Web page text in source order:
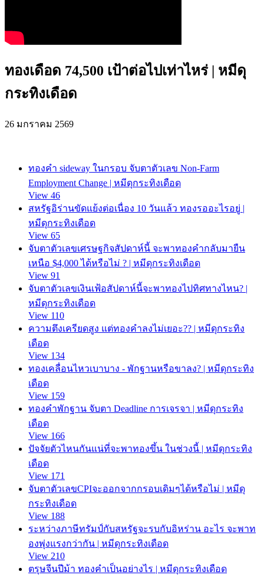
ทองเดือด 74,500 เป้าต่อไปเท่าไหร่ | หมีดุ
กระทิงเดือด
26 มกราคม 2569
ทองคำ sideway ในกรอบ จับตาตัวเลข Non-Farm
Employment Change | หมีดุกระทิงเดือด
View 46
สหรัฐอิร่านขัดแย้งต่อเนื่อง 10 วันแล้ว ทองรออะไรอยู่ |
หมีดุกระทิงเดือด
View 65
จับตาตัวเลขเศรษฐกิจสัปดาห์นี้ จะพาทองคำกลับมายืน
เหนือ $4,000 ได้หรือไม่ ? | หมีดุกระทิงเดือด
View 91
จับตาตัวเลขเงินเฟ้อสัปดาห์นี้จะพาทองไปทิศทางไหน? |
หมีดุกระทิงเดือด
View 110
ความตึงเครียดสูง แต่ทองคำลงไม่เยอะ?? | หมีดุกระทิง
เดือด
View 134
ทองเคลื่อนไหวเบาบาง - พักฐานหรือขาลง? | หมีดุกระทิง
เดือด
View 159
ทองคำพักฐาน จับตา Deadline การเจรจา | หมีดุกระทิง
เดือด
View 166
ปัจจัยตัวไหนกันแน่ที่จะพาทองขึ้น ในช่วงนี้ | หมีดุกระทิง
เดือด
View 171
จับตาตัวเลขCPIจะออกจากกรอบเดิมๆได้หรือไม่ | หมีดุ
กระทิงเดือด
View 188
ระหว่างภาษีทรัมป์กับสหรัฐจะรบกับอิหร่าน อะไร จะพาท
องพุ่งแรงกว่ากัน | หมีดุกระทิงเดือด
View 210
ตรุษจีนปีม้า ทองคำเป็นอย่างไร | หมีดุกระทิงเดือด